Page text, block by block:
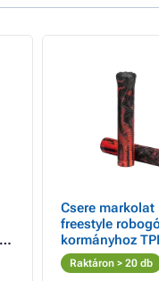
Csere markolat
freestyle
kormányhoz
markolat (EDGE
piros), 2db
Raktáron > 20 db